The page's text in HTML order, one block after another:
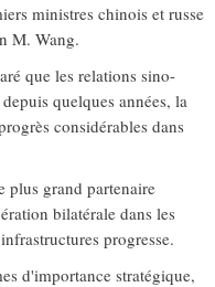
ministres chinois et russe
M. Wang.
que les relations sino-
quelques années, la
considérables dans
plus grand partenaire
bilatérale dans les
progresse.
d'importance stratégique,